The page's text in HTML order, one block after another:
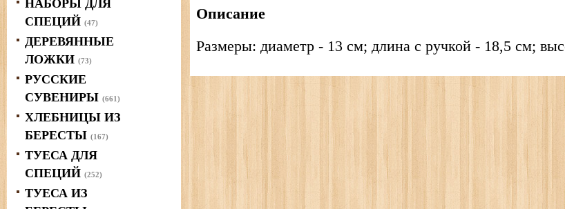
Описание
Размеры: диаметр - 13 см; длина с ручкой - 18,5 см;
НАБОРЫ ДЛЯ
СПЕЦИЙ (47)
ДЕРЕВЯННЫЕ
ЛОЖКИ (73)
РУССКИЕ
СУВЕНИРЫ (661)
ХЛЕБНИЦЫ ИЗ
БЕРЕСТЫ (167)
ТУЕСА ДЛЯ
СПЕЦИЙ (252)
ТУЕСА ИЗ